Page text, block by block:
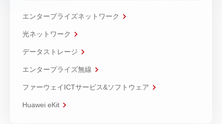
エンタープライズネットワーク
光ネットワーク
データストレージ
エンタープライズ無線
ファーウェイICTサービス&ソフトウェア
Huawei eKit